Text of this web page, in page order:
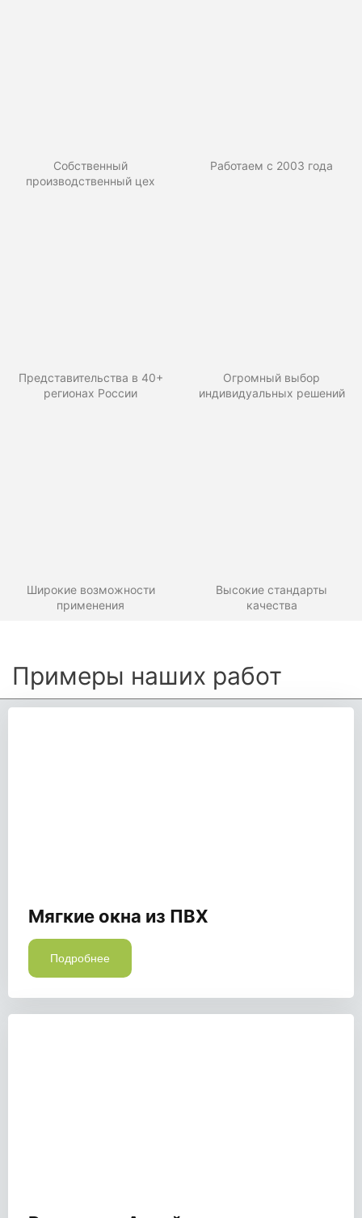
Собственный
производственный цех
Работаем с 2003 года
Представительства в 40+
регионах России
Огромный выбор
индивидуальных решений
Широкие возможности
применения
Высокие стандарты
качества
Примеры наших работ
Мягкие окна из ПВХ
Подробнее